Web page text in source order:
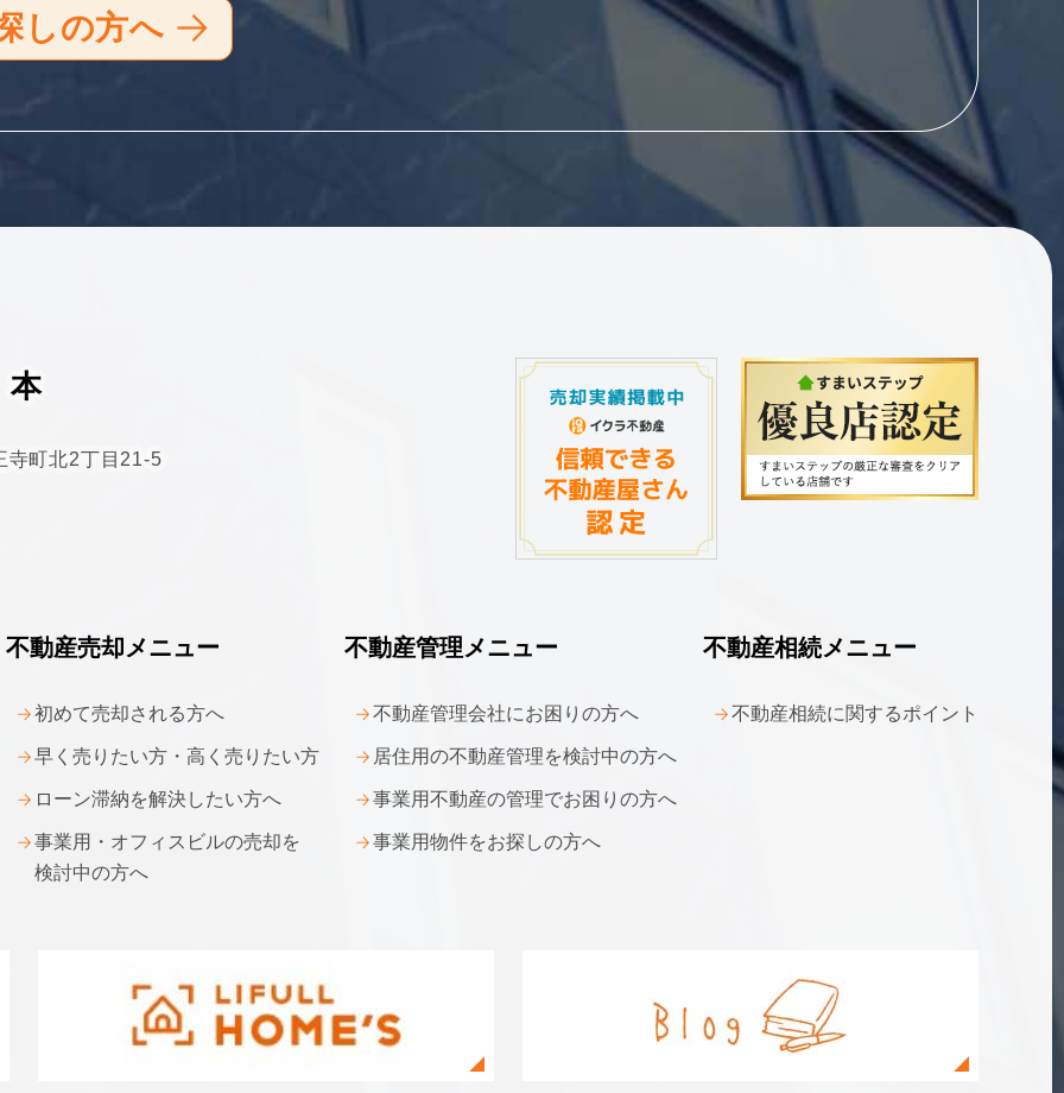
しの方へ
本
寺町北2丁目21-5
不動産売却メニュー
初めて売却される方へ
早く売りたい方・ 高く売りたい方
ローン滞納を解決したい方へ
事業用・オフィスビルの売却を
検討中の方へ
不動産管理メニュー
不動産管理会社にお困りの方へ
居住用の不動産管理を検討中の方へ
事業用不動産の管理でお困りの方へ
事業用物件をお探しの方へ
不動産相続メニュー
不動産相続に関するポイント